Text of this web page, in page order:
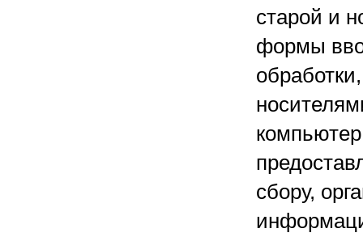
старой и
формы
сбору,